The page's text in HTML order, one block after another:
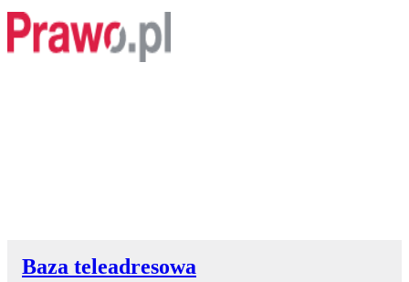
Baza teleadresowa